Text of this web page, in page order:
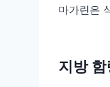
마가린은
지방 함